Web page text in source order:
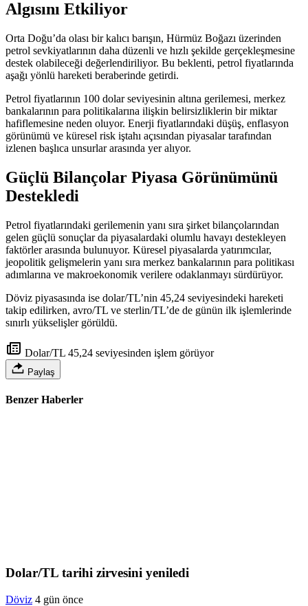
Algısını Etkiliyor
Orta Doğu’da olası bir kalıcı barışın, Hürmüz Boğazı üzerinden
petrol sevkiyatlarının daha düzenli ve hızlı şekilde gerçekleşmesine
destek olabileceği değerlendiriliyor. Bu beklenti, petrol fiyatlarında
aşağı yönlü hareketi beraberinde getirdi.
Petrol fiyatlarının 100 dolar seviyesinin altına gerilemesi, merkez
bankalarının para politikalarına ilişkin belirsizliklerin bir miktar
hafiflemesine neden oluyor. Enerji fiyatlarındaki düşüş, enflasyon
görünümü ve küresel risk iştahı açısından piyasalar tarafından
izlenen başlıca unsurlar arasında yer alıyor.
Güçlü Bilançolar Piyasa Görünümünü
Destekledi
Petrol fiyatlarındaki gerilemenin yanı sıra şirket bilançolarından
gelen güçlü sonuçlar da piyasalardaki olumlu havayı destekleyen
faktörler arasında bulunuyor. Küresel piyasalarda yatırımcılar,
jeopolitik gelişmelerin yanı sıra merkez bankalarının para politikası
adımlarına ve makroekonomik verilere odaklanmayı sürdürüyor.
Döviz piyasasında ise dolar/TL’nin 45,24 seviyesindeki hareketi
takip edilirken, avro/TL ve sterlin/TL’de de günün ilk işlemlerinde
sınırlı yükselişler görüldü.
Dolar/TL 45,24 seviyesinden işlem görüyor
Paylaş
Benzer Haberler
Dolar/TL tarihi zirvesini yeniledi
Döviz 4 gün önce